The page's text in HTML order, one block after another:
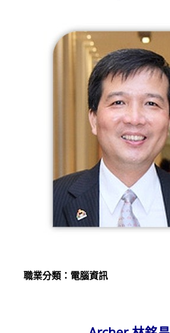
職業分類：電腦資訊